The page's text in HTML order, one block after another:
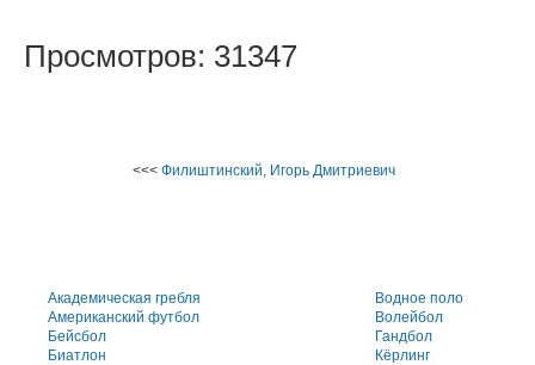
Просмотров: 31347
<<< Филиштинский, Игорь Дмитриевич
Академическая гребля
Американский футбол
Бейсбол
Биатлон
Водное поло
Волейбол
Гандбол
Кёрлинг